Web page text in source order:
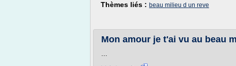
Thèmes liés : beau milieu d un reve
Mon amour je t'ai vu au beau